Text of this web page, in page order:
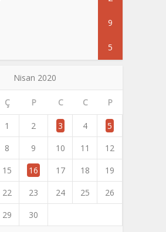
9
5
Nisan 2020
Ç P C C P
1 2 3 4
5
8 9 10 11
12
15 16 17 18
19
22 23 24 25
26
29 30